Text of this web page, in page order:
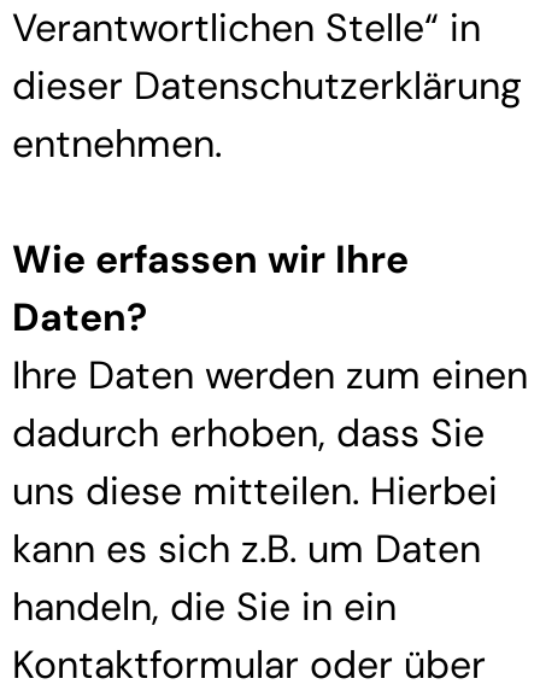
Verantwortlichen Stelle“ in
dieser Datenschutzerklärung
entnehmen.
Wie erfassen wir Ihre
Daten?
Ihre Daten werden zum einen
dadurch erhoben, dass Sie
uns diese mitteilen. Hierbei
kann es sich z.B. um Daten
handeln, die Sie in ein
Kontaktformular oder über